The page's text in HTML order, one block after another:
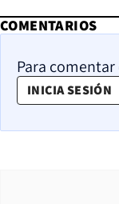
COMENTARIOS
Para
INICIA SESIÓN